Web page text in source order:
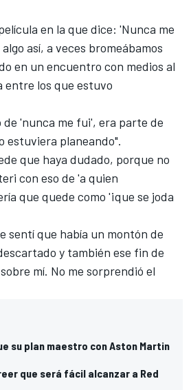
en la que dice: 'Nunca me
así, a veces bromeábamos
en un encuentro con medios al
entre los que estuvo
de 'nunca me fui', era parte de
estuviera planeando".
que haya dudado, porque no
con eso de 'a quien
que quede como '¡que se joda
sentí que había un montón de
y también ese fin de
mí. No me sorprendió el
su plan maestro con Aston Martin
que será fácil alcanzar a Red